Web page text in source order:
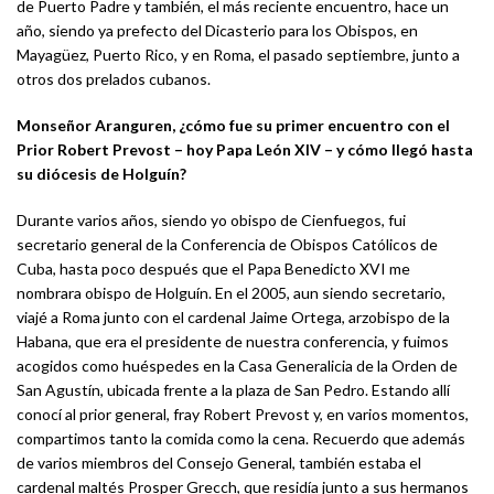
de Puerto Padre y también, el más reciente encuentro, hace un
año, siendo ya prefecto del Dicasterio para los Obispos, en
Mayagüez, Puerto Rico, y en Roma, el pasado septiembre, junto a
otros dos prelados cubanos.
Monseñor Aranguren, ¿cómo fue su primer encuentro con el
Prior Robert Prevost – hoy Papa León XIV – y cómo llegó hasta
su diócesis de Holguín?
Durante varios años, siendo yo obispo de Cienfuegos, fui
secretario general de la Conferencia de Obispos Católicos de
Cuba, hasta poco después que el Papa Benedicto XVI me
nombrara obispo de Holguín. En el 2005, aun siendo secretario,
viajé a Roma junto con el cardenal Jaime Ortega, arzobispo de la
Habana, que era el presidente de nuestra conferencia, y fuimos
acogidos como huéspedes en la Casa Generalicia de la Orden de
San Agustín, ubicada frente a la plaza de San Pedro. Estando allí
conocí al prior general, fray Robert Prevost y, en varios momentos,
compartimos tanto la comida como la cena. Recuerdo que además
de varios miembros del Consejo General, también estaba el
cardenal maltés Prosper Grecch, que residía junto a sus hermanos